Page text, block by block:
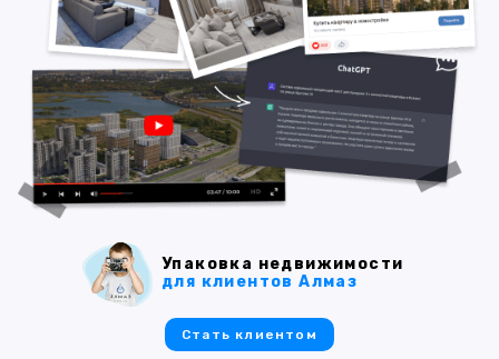
Упаковка недвижимости
для клиентов Алмаз
Стать клиентом